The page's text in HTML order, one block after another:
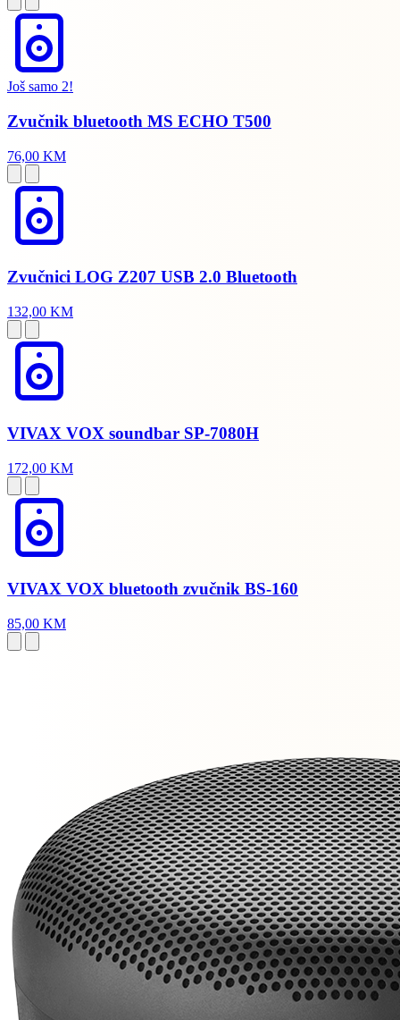
Još samo 2!
Zvučnik bluetooth MS ECHO T500
76,00 KM
Zvučnici LOG Z207 USB 2.0 Bluetooth
132,00 KM
VIVAX VOX soundbar SP-7080H
172,00 KM
VIVAX VOX bluetooth zvučnik BS-160
85,00 KM